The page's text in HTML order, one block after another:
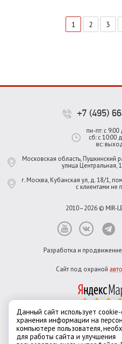
1 2 3
+7 (495)
пн-пт: с
сб: с 10:00
вс:
Московская область, Пушкинский
улица Центральная,
г. Москва, Кубанская ул, д. 18/1,
с клиентами не
2010–2026 © MIR-
Разработка и продвижение
Сайт под охраной
Город:
ЕкатеринбургКазань
Данный сайт использует
хранения информации на
компьютере пользователя,
для работы сайта и улучшения